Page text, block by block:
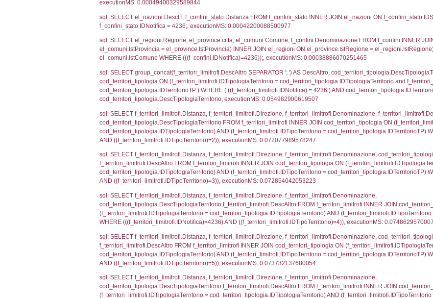
sql: SELECT `tablename`, `userlevelid`, `permission` FROM
sql: SELECT a1.RagioneSociale, el_com.Comune as localita,
n.DataFileNotificaZip FROM notifica n LEFT JOIN infostabilimento
WHERE n.IDNotifica = 4236;, executionMS: 0.0041439533233643
sql: SELECT a1_stabilimento.*, el_comuni.Comune as
ComuneSL, el_province_1.citta as ProvinciaSL,
el_comuni.IstComune) LEFT JOIN el_province ON
el_regioni.IstRegione) LEFT JOIN el_comuni AS el_comuni_1 ON
a1_stabilimento.IstProvinciaSL = el_province_1.IstProvincia)
IDNotifica=4236, executionMS: 0.00069880485534668
sql: SELECT a2p.Cognome, a2p.Nome FROM a2_ruolipersonale
(((a2p.IDNotifica)=4236) AND ((a2rp.IDTipoPersonale)=1)),
sql: SELECT a2p.Cognome, a2p.Nome FROM a2_ruolipersonale
(((a2p.IDNotifica)=4236) AND ((a2rp.IDTipoPersonale)=3)),
sql: SELECT cod_ipa_aoo.des_amm, d1_controlli.IDEnte,
d1_controlli.Comune, d1_controlli.Via, d1_controlli.Cap,
d1_controlli.UntAmmTerr where IDNotifica=4236, executionMS: